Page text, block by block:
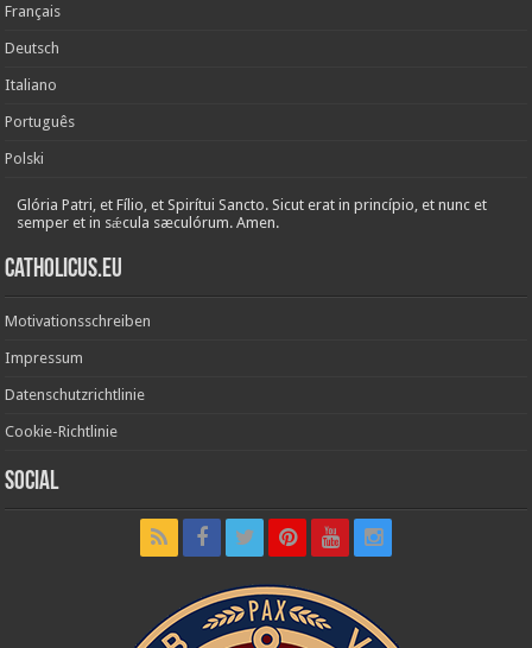
Français
Deutsch
Italiano
Português
Polski
Glória Patri, et Fílio, et Spirítui Sancto. Sicut erat in princípio, et nunc et
semper et in sǽcula sæculórum. Amen.
Catholicus.eu
Motivationsschreiben
Impressum
Datenschutzrichtlinie
Cookie-Richtlinie
Social